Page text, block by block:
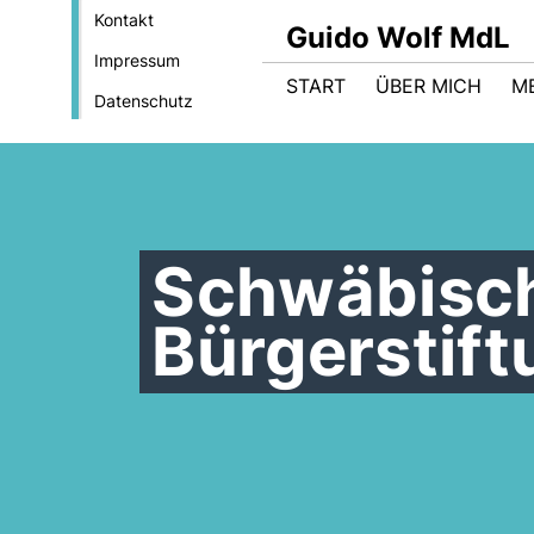
Kontakt
Impressum
Datenschutz
Guido Wolf MdL
START ÜBER MICH